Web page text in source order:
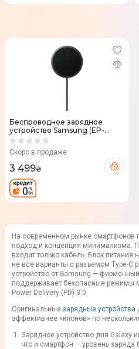
Беспроводное зарядное
устройство Samsung (EP-
P2900TBEGWW) 25 Вт темно-
45 Вт
Скоро в продаже
3 499₴
На современном рынке смартфонов
подход и концепция минимализма.
входит только кабель. Блок питания
не все варианты с разъемом Type-C
устройство от Samsung —
поддерживает безопасные режимы
Power Delivery (PD) 3.0.
Оригинальные зарядные устройства
эффективнее «клонов» по
Зарядное устройство для Galaxy
что и смартфон — уровень